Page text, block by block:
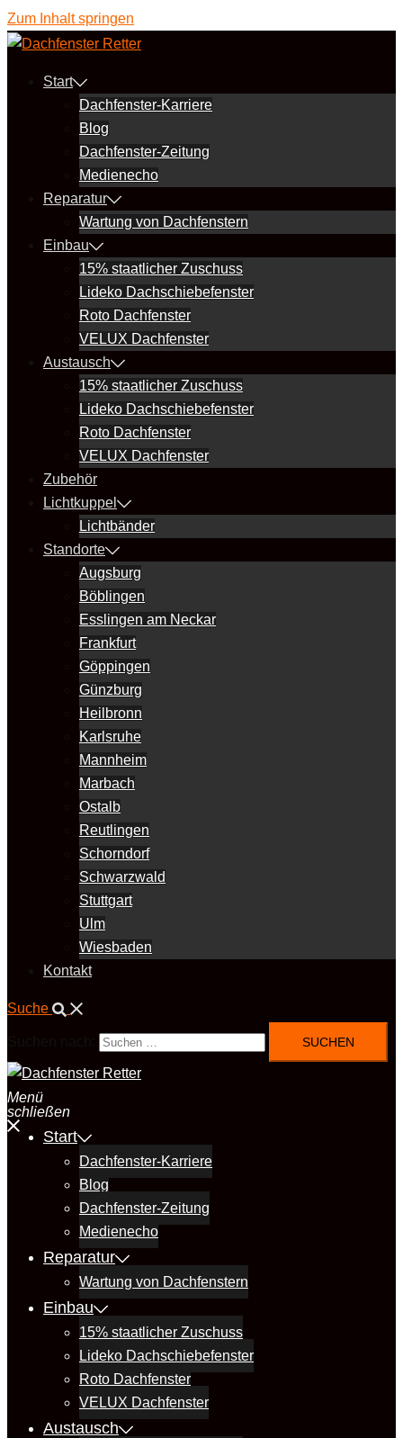
Zum Inhalt springen
Start
Dachfenster-Karriere
Blog
Dachfenster-Zeitung
Medienecho
Reparatur
Wartung von Dachfenstern
Einbau
15% staatlicher Zuschuss
Lideko Dachschiebefenster
Roto Dachfenster
VELUX Dachfenster
Austausch
15% staatlicher Zuschuss
Lideko Dachschiebefenster
Roto Dachfenster
VELUX Dachfenster
Zubehör
Lichtkuppel
Lichtbänder
Standorte
Augsburg
Böblingen
Esslingen am Neckar
Frankfurt
Göppingen
Günzburg
Heilbronn
Karlsruhe
Mannheim
Marbach
Ostalb
Reutlingen
Schorndorf
Schwarzwald
Stuttgart
Ulm
Wiesbaden
Kontakt
Suche
Menü
schließen
Start
Dachfenster-Karriere
Blog
Dachfenster-Zeitung
Medienecho
Reparatur
Wartung von Dachfenstern
Einbau
15% staatlicher Zuschuss
Lideko Dachschiebefenster
Roto Dachfenster
VELUX Dachfenster
Austausch